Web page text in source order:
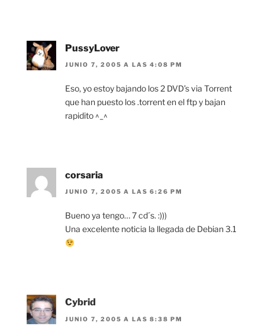
PussyLover
JUNIO 7, 2005 A LAS 4:08 PM
Eso, yo estoy bajando los 2 DVD’s via Torrent
que han puesto los .torrent en el ftp y bajan
rapidito ^_^
corsaria
JUNIO 7, 2005 A LAS 6:26 PM
Bueno ya tengo… 7 cd´s. :)))
Una excelente noticia la llegada de Debian 3.1
Cybrid
JUNIO 7, 2005 A LAS 8:38 PM